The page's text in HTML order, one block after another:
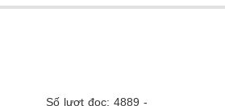
Số lượt đọc: 4889 -